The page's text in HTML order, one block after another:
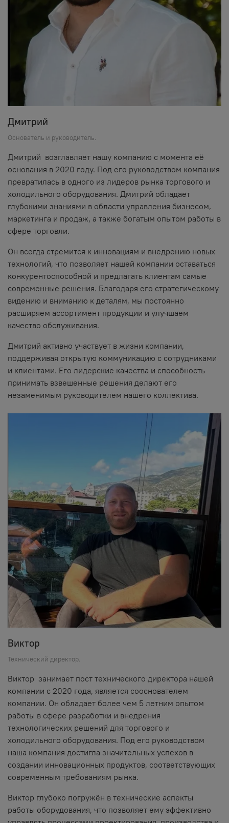
Дмитрий
Основатель и руководитель.
Дмитрий возглавляет нашу компанию с момента её
основания в 2020 году. Под его руководством компания
превратилась в одного из лидеров рынка торгового и
холодильного оборудования. Дмитрий обладает
глубокими знаниями в области управления бизнесом,
маркетинга и продаж, а также богатым опытом работы в
сфере торговли.
Он всегда стремится к инновациям и внедрению новых
технологий, что позволяет нашей компании оставаться
конкурентоспособной и предлагать клиентам самые
современные решения. Благодаря его стратегическому
видению и вниманию к деталям, мы постоянно
расширяем ассортимент продукции и улучшаем
качество обслуживания.
Дмитрий активно участвует в жизни компании,
поддерживая открытую коммуникацию с сотрудниками
и клиентами. Его лидерские качества и способность
принимать взвешенные решения делают его
незаменимым руководителем нашего коллектива.
Виктор
Технический директор.
Виктор занимает пост технического директора нашей
компании с 2020 года, является сооснователем
компании. Он обладает более чем 5 летним опытом
работы в сфере разработки и внедрения
технологических решений для торгового и
холодильного оборудования. Под его руководством
наша компания достигла значительных успехов в
создании инновационных продуктов, соответствующих
современным требованиям рынка.
Виктор глубоко погружён в технические аспекты
работы оборудования, что позволяет ему эффективно